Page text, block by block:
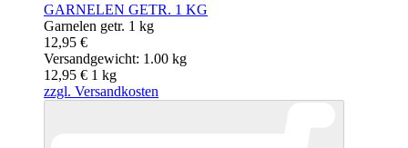
GARNELEN GETR. 1 KG
Garnelen getr. 1 kg
12,95 €
Versandgewicht: 1.00 kg
12,95 € 1 kg
zzgl. Versandkosten